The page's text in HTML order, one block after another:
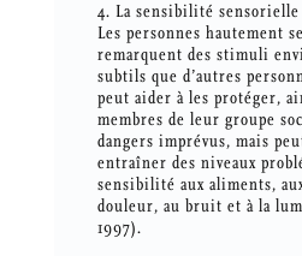
4. La sensibilité sensorielle
Les personnes hautement
remarquent des stimuli
subtils que d’autres
peut aider à les protéger,
membres de leur groupe
dangers imprévus, mais
entraîner des niveaux
sensibilité aux aliments,
douleur, au bruit et à la
1997).